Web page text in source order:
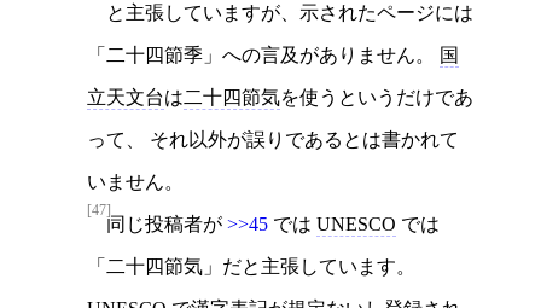
と主張していますが、示されたページには
「二十四節季」への言及がありません。 国
立天文台は二十四節気を使うというだけであ
って、 それ以外が誤りであるとは書かれて
いません。
[47]
同じ投稿者が >>45 では UNESCO では
「二十四節気」だと主張しています。